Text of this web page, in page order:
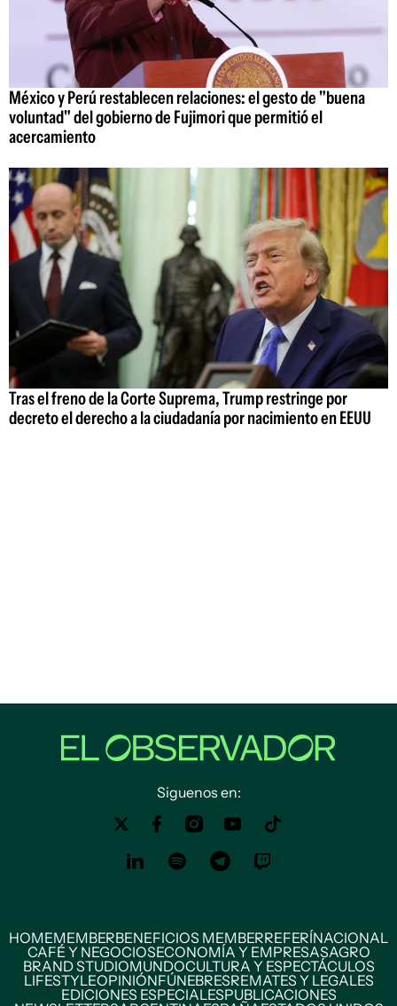
México y Perú restablecen relaciones: el gesto de "buena
voluntad" del gobierno de Fujimori que permitió el
acercamiento
Tras el freno de la Corte Suprema, Trump restringe por
decreto el derecho a la ciudadanía por nacimiento en EEUU
Siguenos en:
HOMEMEMBERBENEFICIOS MEMBERREFERÍNACIONAL
CAFÉ Y NEGOCIOSECONOMÍA Y EMPRESASAGRO
BRAND STUDIOMUNDOCULTURA Y ESPECTÁCULOS
LIFESTYLEOPINIÓNFÚNEBRESREMATES Y LEGALES
EDICIONES ESPECIALESPUBLICACIONES